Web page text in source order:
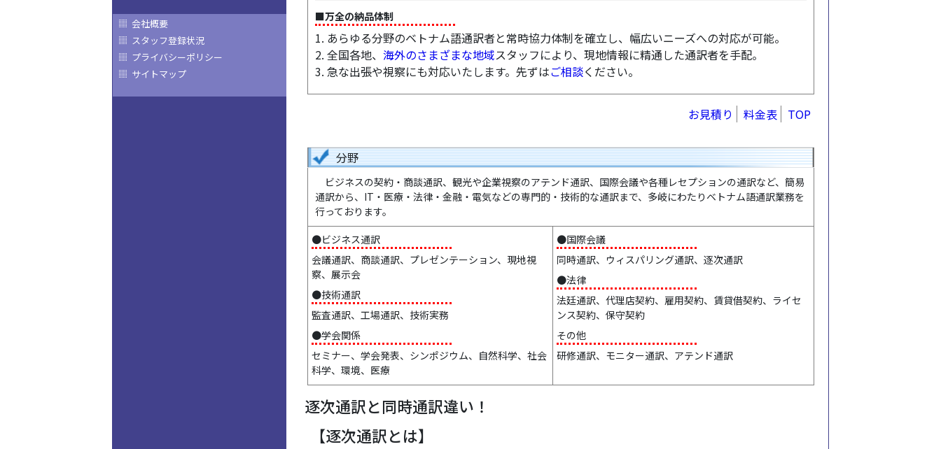
■万全の納品体制
1. あらゆる分野のベトナム語通訳者と常時協力体制を確立し、幅広いニーズへの対応が可能。
2. 全国各地、 海外のさまざまな地域スタッフにより、現地情報に精通した通訳者を手配。
3. 急な出張や視察にも対応いたします。先ずはご相談ください。
お見積り 料金表 TOP
分野
ビジネスの契約・商談通訳、観光や企業視察のアテンド通訳、国際会議や各種レセプションの通訳など、簡易
通訳から、IT・医療・法律・金融・電気などの専門的・技術的な通訳まで、多岐にわたりベトナム語通訳業務を
行っております。
●ビジネス通訳
会議通訳、商談通訳、プレゼンテーション、現地視
察、展示会
●技術通訳
監査通訳、工場通訳、技術実務
●学会関係
セミナー、学会発表、シンポジウム、自然科学、社会
科学、環境、医療
●国際会議
同時通訳、ウィスパリング通訳、逐次通訳
●法律
法廷通訳、代理店契約、雇用契約、賃貸借契約、ライセ
ンス契約、保守契約
その他
研修通訳、モニター通訳、アテンド通訳
逐次通訳と同時通訳違い！
【逐次通訳とは】